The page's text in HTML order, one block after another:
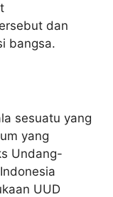
dan
bangsa.
sesuatu yang
yang
Undang-
UUD